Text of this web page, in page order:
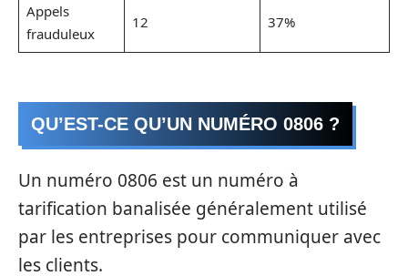
Appels
frauduleux
12 37%
QU’EST-CE QU’UN NUMÉRO 0806 ?
Un numéro 0806 est un numéro à
tarification banalisée généralement utilisé
par les entreprises pour communiquer avec
les clients.